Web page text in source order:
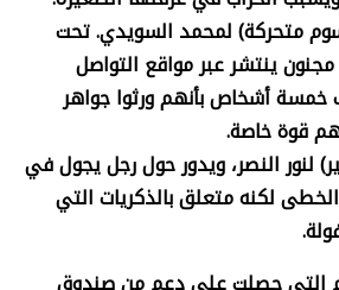
متحركة) لمحمد السويدي. تحت
ينتشر عبر مواقع التواصل
خمسة أشخاص بأنهم ورثوا جواهر
قوة خاصة.
لنور النصر، ويدور حول رجل يجول في
لكنه متعلق بالذكريات التي